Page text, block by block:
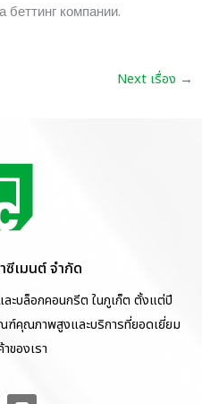
беттинг компании.
Next เรื่อง →
ซีเมนต์ จำกัด
ะบล็อกคอนกรีต ในภูเก็ต ตั้งแต่ปี
ฑ์คุณภาพสูงและบริการที่ยอดเยี่ยม
ของเรา